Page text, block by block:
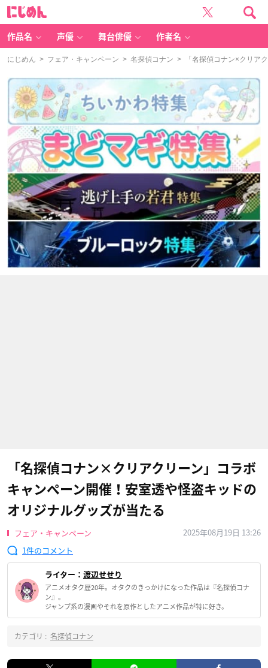
作品名 声優 舞台俳優 作者名
にじめん > フェア・キャンペーン > 名探偵コナン > 「名探偵コナン×クリア
「名探偵コナン×クリアクリーン」コラボ
キャンペーン開催！安室透や怪盗キッドの
オリジナルグッズが当たる
フェア・キャンペーン
2025年08月19日 13:26
1
ライター： 渡辺せせり
アニメオタク歴20年。オタクのきっかけになった作品は『名探偵コナ
ン』。
ジャンプ系の漫画やそれを原作としたアニメ作品が特に好き。
カテゴリ : 名探偵コナン